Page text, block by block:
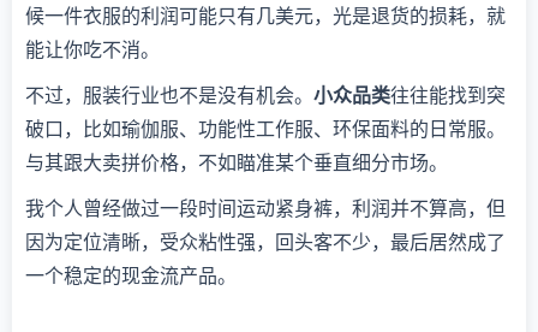
候一件衣服的利润可能只有几美元，光是退货的损耗，就
能让你吃不消。
不过，服装行业也不是没有机会。 小众品类往往能找到突
破口，比如瑜伽服、功能性工作服、环保面料的日常服。
与其跟大卖拼价格，不如瞄准某个垂直细分市场。
我个人曾经做过一段时间运动紧身裤，利润并不算高，但
因为定位清晰，受众粘性强，回头客不少，最后居然成了
一个稳定的现金流产品。